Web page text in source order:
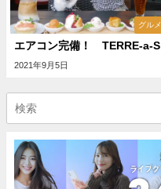
グルメ
エアコン完備！ TERRE-a-S
2021年9月5日